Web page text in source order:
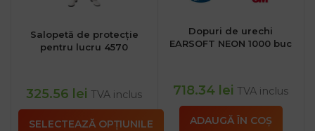
Salopetă de protecție
pentru lucru 4570
325.56 lei TVA inclus
SELECTEAZĂ OPȚIUNILE
Dopuri de urechi
EARSOFT NEON 1000 buc
718.34 lei TVA inclus
ADAUGĂ ÎN COȘ